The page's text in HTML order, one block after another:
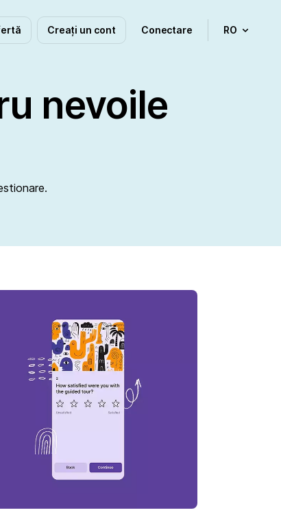
Creați un cont Conectare RO
nevoile